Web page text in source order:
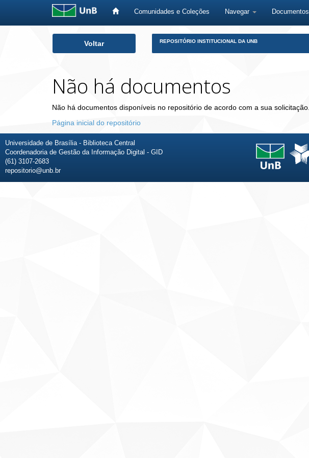
Comunidades e Coleções Navegar Documentos
Voltar REPOSITÓRIO INSTITUCIONAL DA UNB
Não há documentos
Não há documentos disponíveis no repositório de acordo com a sua solicitação.
Página inicial do repositório
Universidade de Brasília - Biblioteca Central
Coordenadoria de Gestão da Informação Digital - GID
(61) 3107-2683
repositorio@unb.br